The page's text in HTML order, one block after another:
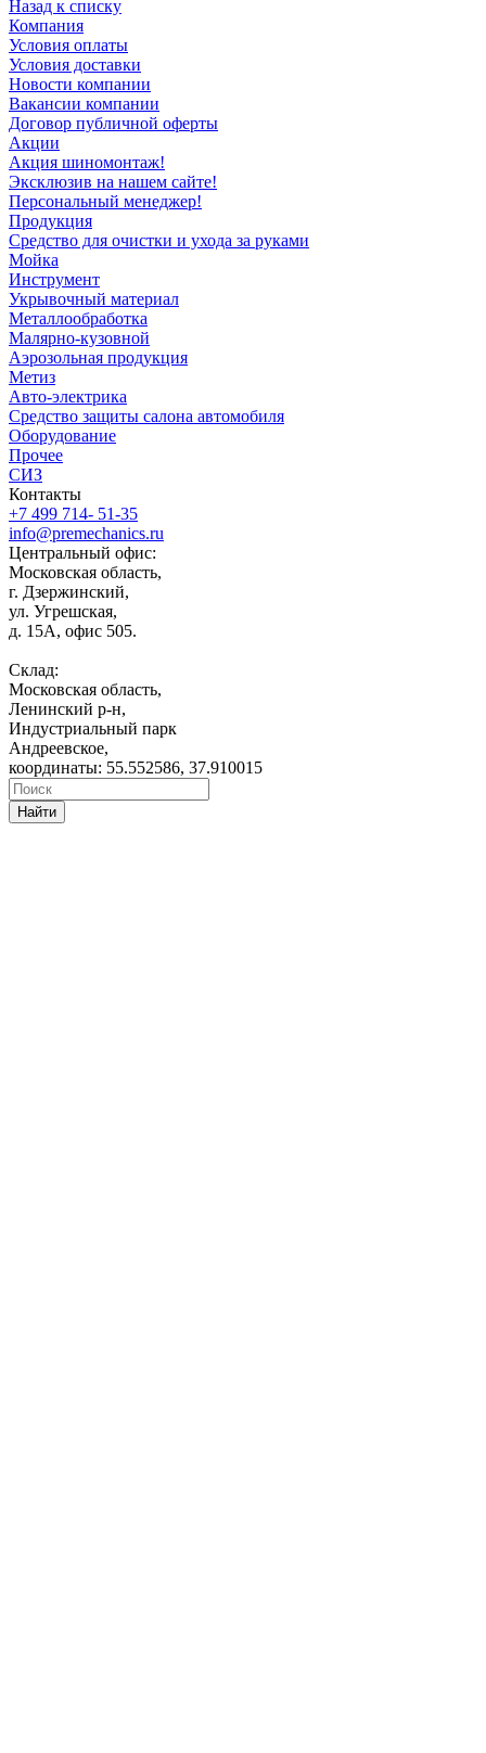
Назад к списку
Компания
Условия оплаты
Условия доставки
Новости компании
Вакансии компании
Договор публичной оферты
Акции
Акция шиномонтаж!
Эксклюзив на нашем сайте!
Персональный менеджер!
Продукция
Средство для очистки и ухода за руками
Мойка
Инструмент
Укрывочный материал
Металлообработка
Малярно-кузовной
Аэрозольная продукция
Метиз
Авто-электрика
Средство защиты салона автомобиля
Оборудование
Прочее
СИЗ
Контакты
+7 499 714- 51-35
info@premechanics.ru
Центральный офис:
Московская область,
г. Дзержинский,
ул. Угрешская,
д. 15А, офис 505.
Склад:
Московская область,
Ленинский р-н,
Индустриальный парк
Андреевское,
координаты: 55.552586, 37.910015
Найти